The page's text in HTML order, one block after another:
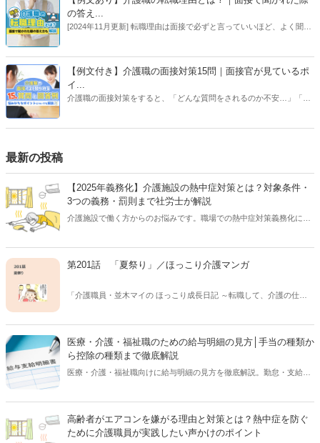
大庭 欣二】
の答え...
[2024年11月更新] 転職理由は面接で必ずと言っていいほど、よく聞か
担当者にマイナスイメージを与えることもあるので、この記事では介
護の転職時に転職理由をどのように伝えるべきか例文付きで解説しま
す！【執筆者：ささえるラボ編集部】
【例文付き】介護職の面接対策15問｜面接官が見ているポ
イ...
介護職の面接対策をすると、「どんな質問をされるのか不安…」「ど
最新の投稿
【2025年義務化】介護施設の熱中症対策とは？対象条件・
3つの義務・罰則まで社労士が解説
介護施設で働く方からのお悩みです。職場での熱中症対策義務化に伴
していただきます。【執筆者／専門家：山本 武尊】
第201話 「夏祭り」／ほっこり介護マンガ
「介護職員・並木マイの ほっこり成長日記 ～転職して、介護の仕事
休憩時間、このマンガを読んだあなたが クスっと笑えてちょっと癒さ
れ、ほっこりした気持ちになれますように。
医療・介護・福祉職のための給与明細の見方│手当の種類か
ら控除の種類まで徹底解説
医療・介護・福祉職向けに給与明細の見方を徹底解説。勤怠・支給・
高齢者がエアコンを嫌がる理由と対策とは？熱中症を防ぐ
ために介護職員が実践したい声かけのポイント